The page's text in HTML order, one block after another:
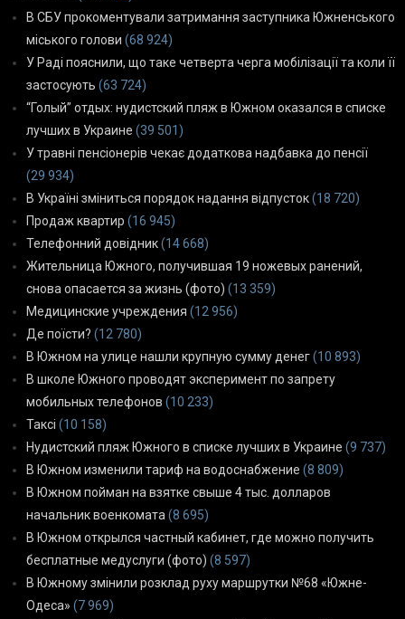
В СБУ прокоментували затримання заступника Южненського
міського голови (68 924)
У Раді пояснили, що таке четверта черга мобілізації та коли її
застосують (63 724)
“Голый” отдых: нудистский пляж в Южном оказался в списке
лучших в Украине (39 501)
У травні пенсіонерів чекає додаткова надбавка до пенсії
(29 934)
В Україні зміниться порядок надання відпусток(18 720)
Продаж квартир (16 945)
Телефонний довідник(14 668)
Жительница Южного, получившая 19 ножевых ранений,
снова опасается за жизнь (фото) (13 359)
Медицинские учреждения (12 956)
Де поїсти? (12 780)
В Южном на улице нашли крупную сумму денег(10 893)
В школе Южного проводят эксперимент по запрету
мобильных телефонов (10 233)
Таксі (10 158)
Нудистский пляж Южного в списке лучших в Украине (9 737)
В Южном изменили тариф на водоснабжение (8 809)
В Южном пойман на взятке свыше 4 тыс. долларов
начальник военкомата (8 695)
В Южном открылся частный кабинет, где можно получить
бесплатные медуслуги (фото) (8 597)
В Южному змінили розклад руху маршрутки №68 «Южне-
Одеса» (7 969)